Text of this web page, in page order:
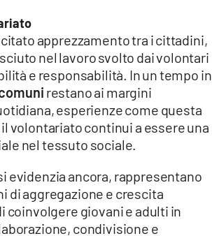
apprezzamento tra i cittadini,
nel lavoro svolto dai volontari
e responsabilità. In un tempo in
restano ai margini
esperienze come questa
volontariato continui a essere una
nel tessuto sociale.
evidenzia ancora, rappresentano
di aggregazione e crescita
coinvolgere giovani e adulti in
condivisione e